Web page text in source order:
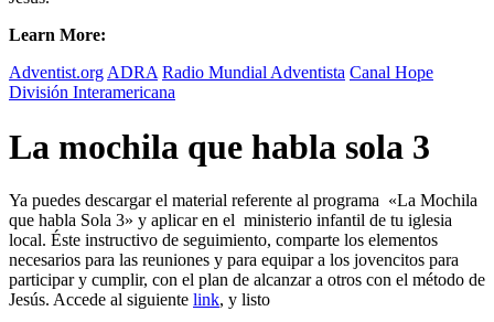
Learn More:
Adventist.org ADRA Radio Mundial Adventista Canal Hope
División Interamericana
La mochila que habla sola 3
Ya puedes descargar el material referente al programa «La Mochila
que habla Sola 3» y aplicar en el ministerio infantil de tu iglesia
local. Éste instructivo de seguimiento, comparte los elementos
necesarios para las reuniones y para equipar a los jovencitos para
participar y cumplir, con el plan de alcanzar a otros con el método de
Jesús. Accede al siguiente link, y listo